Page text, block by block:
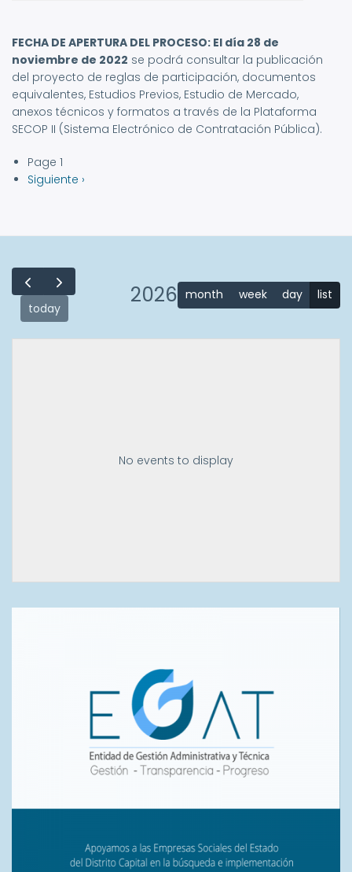
FECHA DE APERTURA DEL PROCESO: El día 28 de
noviembre de 2022 se podrá consultar la publicación
del proyecto de reglas de participación, documentos
equivalentes, Estudios Previos, Estudio de Mercado,
anexos técnicos y formatos a través de la Plataforma
SECOP II (Sistema Electrónico de Contratación Pública).
Paginación
Page 1
Siguiente
Siguiente ›
today 2026 month week day list
No events to display